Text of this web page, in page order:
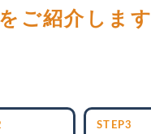
ご紹介します
STEP3